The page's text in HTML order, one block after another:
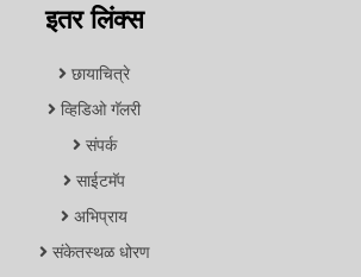
इतर लिंक्स
छायाचित्रे
व्हिडिओ गॅलरी
संपर्क
साईटमॅप
अभिप्राय
संकेतस्थळ धोरण